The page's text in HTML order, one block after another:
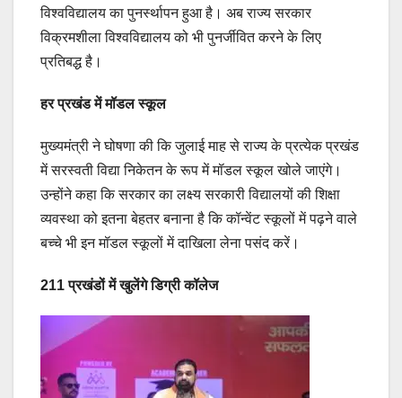
विश्वविद्यालय का पुनर्स्थापन हुआ है। अब राज्य सरकार
विक्रमशीला विश्वविद्यालय को भी पुनर्जीवित करने के लिए
प्रतिबद्ध है।
हर प्रखंड में मॉडल स्कूल
मुख्यमंत्री ने घोषणा की कि जुलाई माह से राज्य के प्रत्येक प्रखंड
में सरस्वती विद्या निकेतन के रूप में मॉडल स्कूल खोले जाएंगे।
उन्होंने कहा कि सरकार का लक्ष्य सरकारी विद्यालयों की शिक्षा
व्यवस्था को इतना बेहतर बनाना है कि कॉन्वेंट स्कूलों में पढ़ने वाले
बच्चे भी इन मॉडल स्कूलों में दाखिला लेना पसंद करें।
211 प्रखंडों में खुलेंगे डिग्री कॉलेज